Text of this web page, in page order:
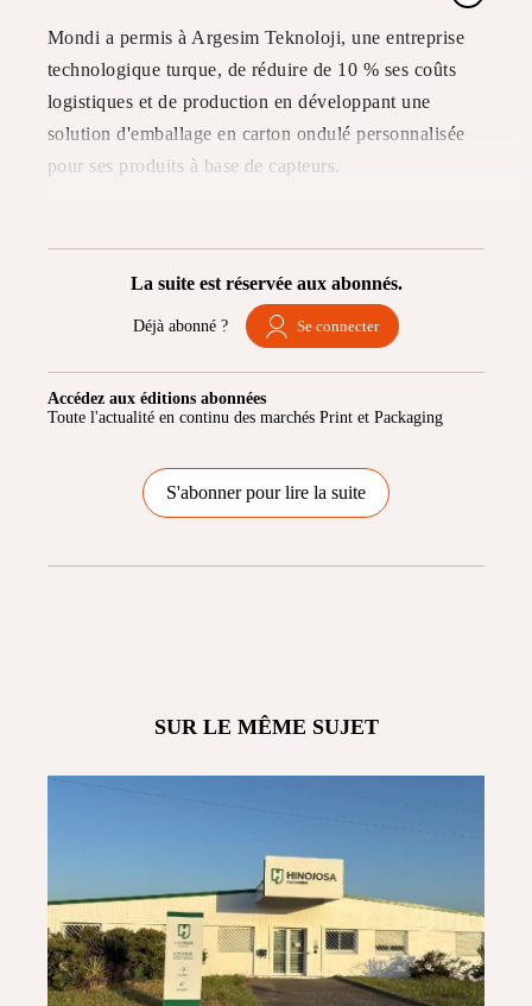
Mondi a permis à Argesim Teknoloji, une entreprise
technologique turque, de réduire de 10 % ses coûts
logistiques et de production en développant une
solution d'emballage en carton ondulé personnalisée
pour ses produits à base de capteurs.
La suite est réservée aux abonnés.
Déjà abonné ? Se connecter
Accédez aux éditions abonnées
Toute l'actualité en continu des marchés Print et Packaging
S'abonner pour lire la suite
SUR LE MÊME SUJET